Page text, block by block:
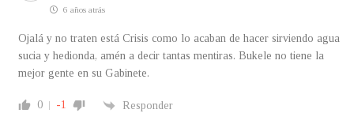
6 años atrás
Ojalá y no traten está Crisis como lo acaban de hacer sirviendo agua
sucia y hedionda, amén a decir tantas mentiras. Bukele no tiene la
mejor gente en su Gabinete.
0 -1 Responder